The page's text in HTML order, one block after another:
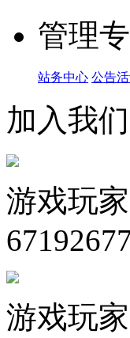
管理
站务中心 公告
加入我
游戏玩
游戏玩